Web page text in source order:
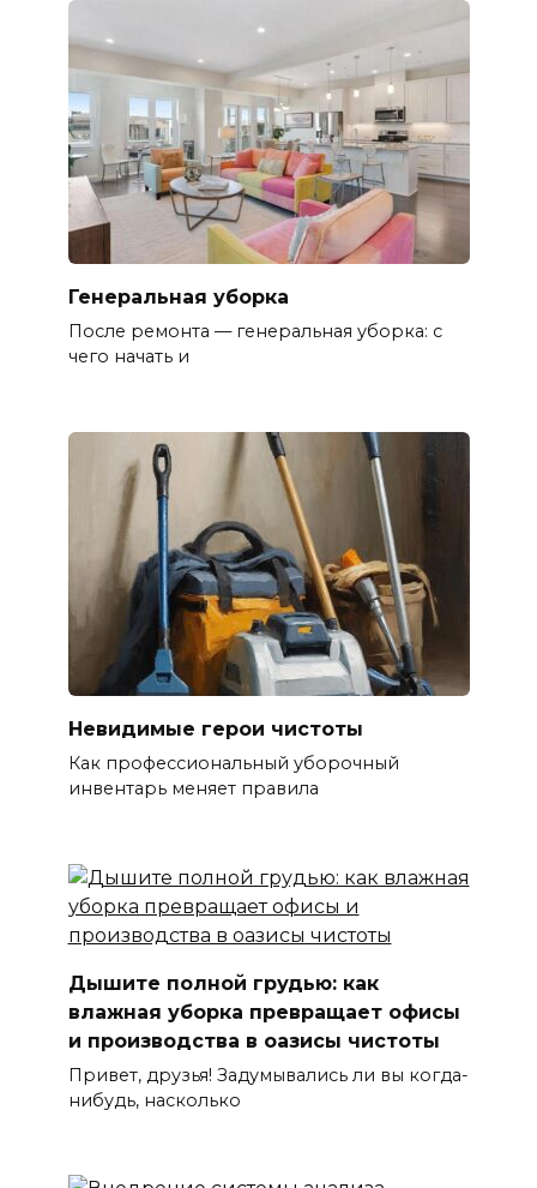
Генеральная уборка
После ремонта — генеральная уборка: с
чего начать и
Невидимые герои чистоты
Как профессиональный уборочный
инвентарь меняет правила
Дышите полной грудью: как
влажная уборка превращает офисы
и производства в оазисы чистоты
Привет, друзья! Задумывались ли вы когда-
нибудь, насколько